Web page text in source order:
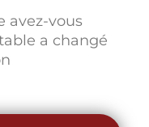
avez-vous
a changé